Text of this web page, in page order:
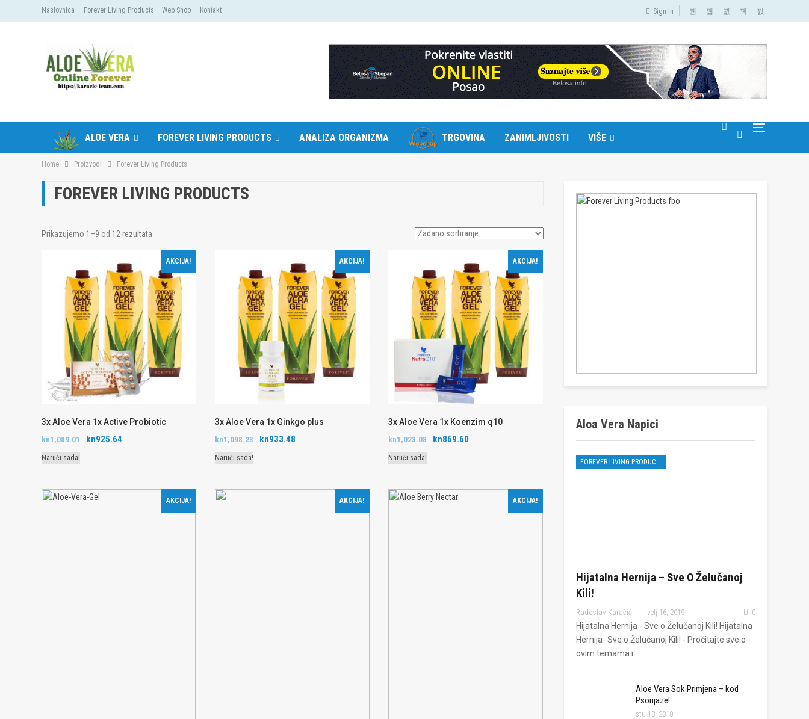
Sign In
Naslovnica Forever Living Products – Web Shop Kontakt
ALOE VERA FOREVER LIVING PRODUCTS ANALIZA ORGANIZMA TRGOVINA ZANIMLJIVOSTI VIŠE
Home Proizvodi Forever Living Products
FOREVER LIVING PRODUCTS
Prikazujemo 1–9 od 12 rezultata
AKCIJA!
3x Aloe Vera 1x Active Probiotic
kn1,089.01 kn925.64
Naruči sada!
AKCIJA!
3x Aloe Vera 1x Ginkgo plus
kn1,098.23 kn933.48
Naruči sada!
AKCIJA!
3x Aloe Vera 1x Koenzim q10
kn1,023.08 kn869.60
Naruči sada!
AKCIJA! AKCIJA! AKCIJA!
Aloa Vera Napici
FOREVER LIVING PRODUCTS
Hijatalna Hernija – Sve O Želučanoj
Kili!
Radoslav Karačić velj 16, 2019 0
Hijatalna Hernija - Sve o Želučanoj Kili! Hijatalna
Hernija- Sve o Želučanoj Kili! - Pročitajte sve o
ovim temama i…
Aloe Vera Sok Primjena – kod
Psorijaze!
stu 13, 2018